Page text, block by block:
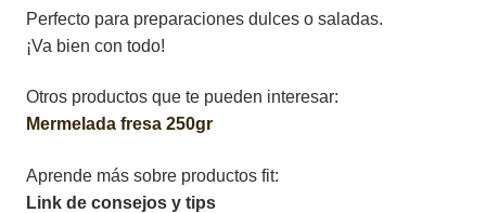
Perfecto para preparaciones dulces o saladas.
¡Va bien con todo!
Otros productos que te pueden interesar:
Mermelada fresa 250gr
Aprende más sobre productos fit:
Link de consejos y tips